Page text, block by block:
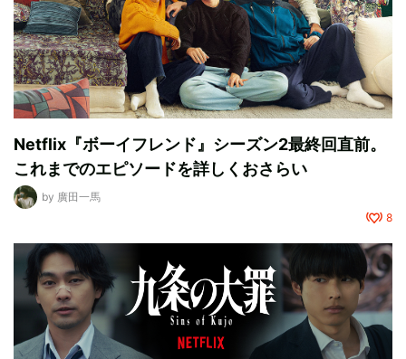
Netflix『ボーイフレンド』シーズン2最終回直前。
これまでのエピソードを詳しくおさらい
by 廣田一馬
8